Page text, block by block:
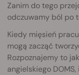
Zanim do tego
odczuwamy ból po
Kiedy mięsień
mogą zacząć
Rozpoznajemy to
angielskiego